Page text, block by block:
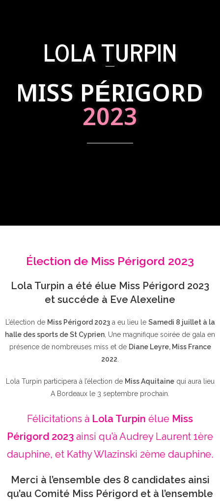
LOLA TURPIN
MISS PÉRIGORD
2023
Élection de Miss Périgord 2023
Lola Turpin a été élue Miss Périgord 2023
et succéde à Eve Alexeline
L’élection de Miss Périgord 2023a eu lieu le Samedi 8 juillet à la
halle des sports de St Cyprien , Une magnifique soirée de gala en
présence de nombreuses miss et de Diane Leyre, Miss France
2022
Lola Turpin participera à l’élection de Miss Aquitainequi aura lieu
A Bordeaux le 3 septembre prochain.
Félicitations à Lola Turpin élue Miss
Périgord 2023 ainsi qu’à Audrey Laurent 1ère
dauphine, et Kathy Wlazinski 2ème dauphine.
Merci à l’ensemble des 8 candidates ainsi
qu’au Comité Miss Périgord et à l’ensemble